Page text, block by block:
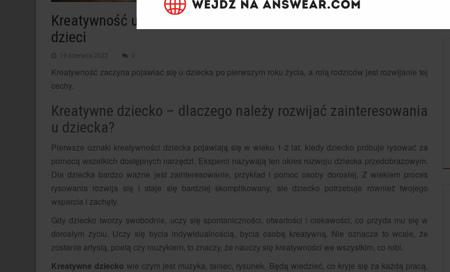
Kreatywność u dzieci – Stymulowanie aktywności twórczej
dzieci
19 czerwca 2022 0
Kreatywność zaczyna pojawiać się u dziecka po pierwszym roku życia, a rolą rodziców jest rozwijanie tej
cechy.
Kreatywne dziecko – dlaczego należy rozwijać zainteresowania
u dziecka?
Pierwsze oznaki kreatywności dziecka pojawiają się w wieku 1-2 lat, kiedy dziecko próbuje rysować za
pomocą wszelkich dostępnych narzędzi. Eksperci nazywają ten okres rozwoju dziecka przedobrazowym.
Dla dziecka bardzo ważne jest zainteresowanie, przykład i pomoc osoby dorosłej. Z wiekiem proces
rysowania rozwija się i staje się bardziej skomplikowany, ale dziecko potrzebuje również twojego
wsparcia i zachęty.
Gdy dziecko tworzy swobodnie, uczy się spontaniczności, otwartości i ciekawości, co przyda mu się w
dorosłym życiu. Uczy się bycia indywidualnością, bycia osobą kreatywną. Nie oznacza to wcale, że
zostanie artystą, poetą czy muzykiem, to znaczy, że nauczy się kreatywności we wszystkim, co robi.
Kreatywne dziecko wie czym jest muzyka, taniec, rysunek. Będą wiedzieć, co kryje się za każdą pracą,